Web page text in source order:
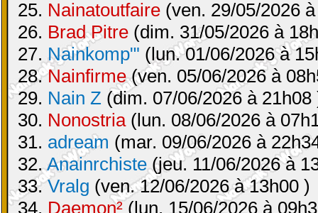
25. Nainatoutfaire (ven. 29/05/2026
26. Brad Pitre (dim. 31/05/2026 à
27. Nainkomp"' (lun. 01/06/2026 à
28.Nainfirme(ven. 05/06/2026 à
29. Nain Z (dim. 07/06/2026 à 21h08
30. Nonostria(lun. 08/06/2026 à
31. adream (mar. 09/06/2026 à
32.Anainrchiste(jeu. 11/06/2026 à
33.Vralg (ven. 12/06/2026 à 13h00 )
34. Daemon² (lun. 15/06/2026 à